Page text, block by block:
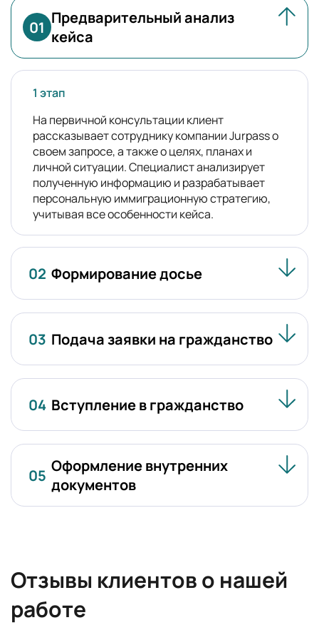
01 Предварительный анализ
кейса
1 этап
На первичной консультации клиент
рассказывает сотруднику компании Jurpass о
своем запросе, а также о целях, планах и
личной ситуации. Специалист анализирует
полученную информацию и разрабатывает
персональную иммиграционную стратегию,
учитывая все особенности кейса.
02 Формирование досье
03 Подача заявки на гражданство
04 Вступление в гражданство
05 Оформление внутренних
документов
Отзывы клиентов о нашей
работе